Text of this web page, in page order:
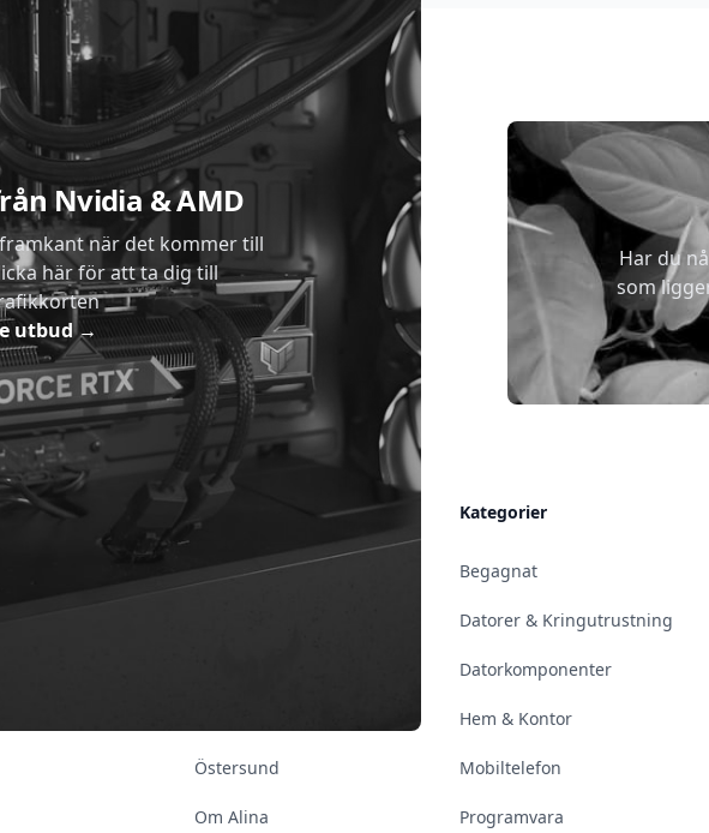
Nvidia & AMD
när det kommer till
här för att ta dig till
utbud→
Har du
som
Kontakt & Öppettider
Östersund
Om Alina
Kategorier
Begagnat
Datorer & Kringutrustning
Datorkomponenter
Hem & Kontor
Mobiltelefon
Programvara